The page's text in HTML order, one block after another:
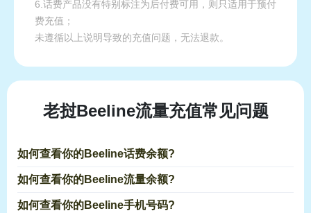
6.话费产品没有特别标注为后付费可用，则只适用于预付
费充值；
未遵循以上说明导致的充值问题，无法退款。
老挝Beeline流量充值常见问题
如何查看你的Beeline话费余额?
如何查看你的Beeline流量余额?
如何查看你的Beeline手机号码?